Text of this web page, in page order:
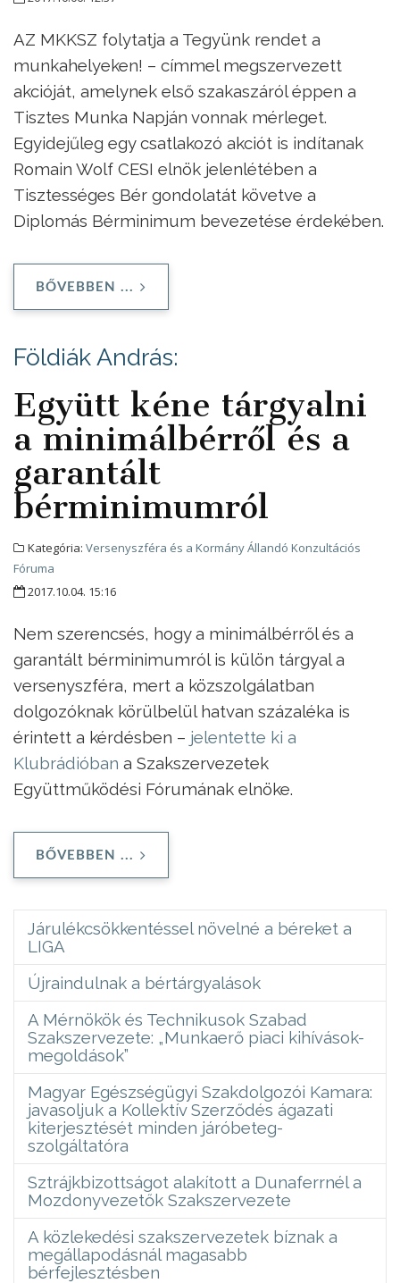
AZ MKKSZ folytatja a Tegyünk rendet a
munkahelyeken! – címmel megszervezett
akcióját, amelynek első szakaszáról éppen a
Tisztes Munka Napján vonnak mérleget.
Egyidejűleg egy csatlakozó akciót is indítanak
Romain Wolf CESI elnök jelenlétében a
Tisztességes Bér gondolatát követve a
Diplomás Bérminimum bevezetése érdekében.
BŐVEBBEN ...
Földiák András:
Együtt kéne tárgyalni
a minimálbérről és a
garantált
bérminimumról
Kategória: Versenyszféra és a Kormány Állandó Konzultációs
Fóruma
2017.10.04. 15:16
Nem szerencsés, hogy a minimálbérről és a
garantált bérminimumról is külön tárgyal a
versenyszféra, mert a közszolgálatban
dolgozóknak körülbelül hatvan százaléka is
érintett a kérdésben – jelentette ki a
Klubrádióban a Szakszervezetek
Együttműködési Fórumának elnöke.
BŐVEBBEN ...
Járulékcsökkentéssel növelné a béreket a
LIGA
Újraindulnak a bértárgyalások
A Mérnökök és Technikusok Szabad
Szakszervezete: „Munkaerő piaci kihívások-
megoldások”
Magyar Egészségügyi Szakdolgozói Kamara:
javasoljuk a Kollektív Szerződés ágazati
kiterjesztését minden járóbeteg-
szolgáltatóra
Sztrájkbizottságot alakított a Dunaferrnél a
Mozdonyvezetők Szakszervezete
A közlekedési szakszervezetek bíznak a
megállapodásnál magasabb
bérfejlesztésben